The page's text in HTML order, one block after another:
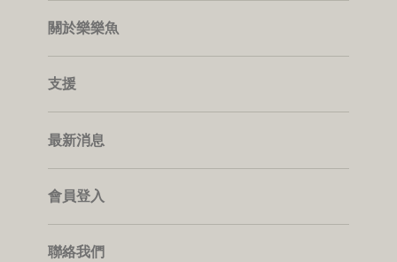
關於樂樂魚
支援
最新消息
會員登入
聯絡我們